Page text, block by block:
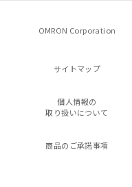
OMRON Corporation
サイトマップ
個人情報の
取り扱いについて
商品のご承諾事項